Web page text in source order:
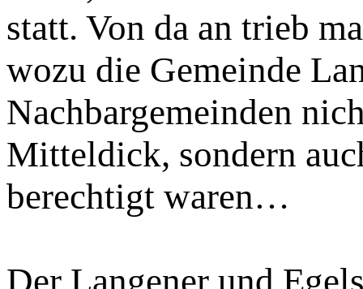
statt. Von da an trieb
wozu die Gemeinde
Nachbargemeinden
Mitteldick, sondern
berechtigt waren…
Der Langener und